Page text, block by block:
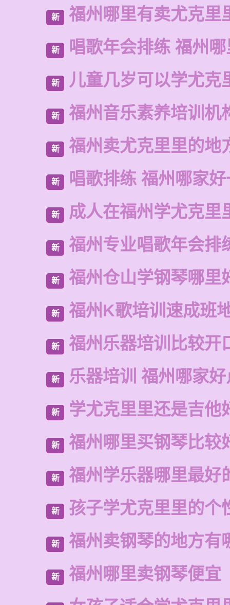
新 福州哪里有卖尤克里
新 唱歌年会排练 福州
新 儿童几岁可以学尤克
新 福州音乐素养培训机
新 福州卖尤克里里的地
新 唱歌排练 福州哪家
新 成人在福州学尤克里
新 福州专业唱歌年会排
新 福州仓山学钢琴哪里
新 福州K歌培训速成班
新 福州乐器培训比较开
新 乐器培训 福州哪家
新 学尤克里里还是吉他
新 福州哪里买钢琴比较
新 福州学乐器哪里最好
新 孩子学尤克里里的个
新 福州卖钢琴的地方有
新 福州哪里卖钢琴便宜